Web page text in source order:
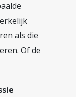
als die
Of de